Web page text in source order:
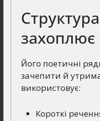
захоплює
Його поетичні
зачепити й
використовує:
Короткі